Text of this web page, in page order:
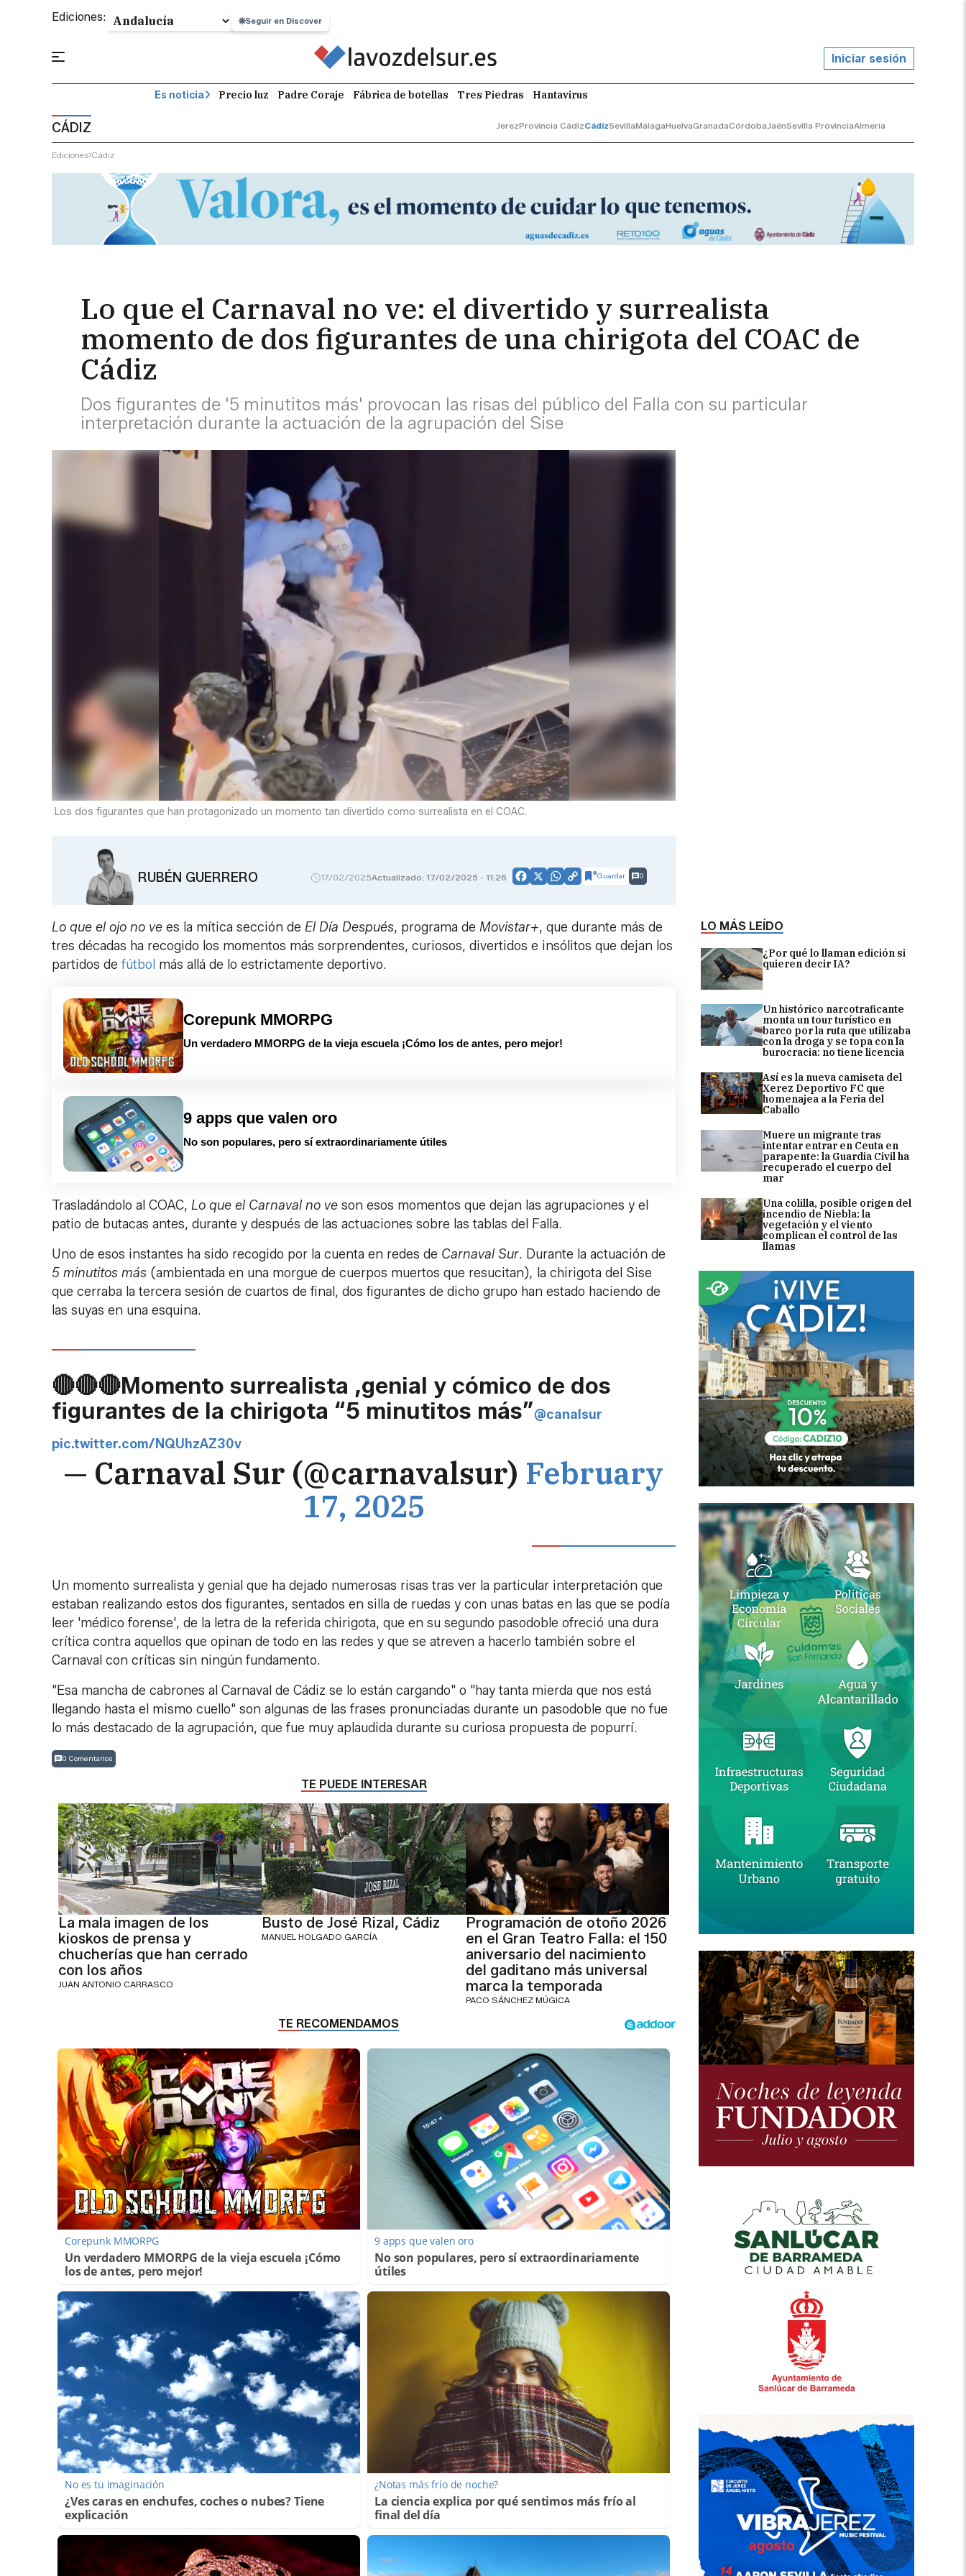
Ediciones: Seguir en Discover
Iniciar sesión
Es noticia Precio luz Padre Coraje Fábrica de botellas Tres Piedras Hantavirus
CÁDIZ JerezProvincia CádizCádizSevillaMálagaHuelvaGranadaCórdobaJaénSevilla ProvinciaAlmería
Ediciones Cádiz
Lo que el Carnaval no ve: el divertido y surrealista
momento de dos figurantes de una chirigota del COAC de
Cádiz
Dos figurantes de '5 minutitos más' provocan las risas del público del Falla con su particular
interpretación durante la actuación de la agrupación del Sise
LO MÁS LEÍDO
¿Por qué lo llaman edición si
quieren decir IA?
Un histórico narcotraficante
monta un tour turístico en
barco por la ruta que utilizaba
con la droga y se topa con la
burocracia: no tiene licencia
Así es la nueva camiseta del
Xerez Deportivo FC que
homenajea a la Feria del
Caballo
Muere un migrante tras
intentar entrar en Ceuta en
parapente: la Guardia Civil ha
recuperado el cuerpo del
mar
Una colilla, posible origen del
incendio de Niebla: la
vegetación y el viento
complican el control de las
llamas
Los dos figurantes que han protagonizado un momento tan divertido como surrealista en el COAC.
RUBÉN GUERRERO 17/02/2025Actualizado: 17/02/2025 - 11:26 Facebook
X WhatsApp
CopyGuardar 0
Lo que el ojo no ve es la mítica sección de El Día Después, programa de Movistar+, que durante más de
tres décadas ha recogido los momentos más sorprendentes, curiosos, divertidos e insólitos que dejan los
partidos de fútbol más allá de lo estrictamente deportivo.
Corepunk MMORPG
Un verdadero MMORPG de la vieja escuela ¡Cómo los de antes, pero mejor!
9 apps que valen oro
No son populares, pero sí extraordinariamente útiles
Trasladándolo al COAC, Lo que el Carnaval no ve son esos momentos que dejan las agrupaciones y el
patio de butacas antes, durante y después de las actuaciones sobre las tablas del Falla.
Uno de esos instantes ha sido recogido por la cuenta en redes de Carnaval Sur. Durante la actuación de
5 minutitos más (ambientada en una morgue de cuerpos muertos que resucitan), la chirigota del Sise
que cerraba la tercera sesión de cuartos de final, dos figurantes de dicho grupo han estado haciendo de
las suyas en una esquina.
🔴🔴🔴Momento surrealista ,genial y cómico de dos
figurantes de la chirigota “5 minutitos más”@canalsur
pic.twitter.com/NQUhzAZ30v
— Carnaval Sur (@carnavalsur) February
17, 2025
Un momento surrealista y genial que ha dejado numerosas risas tras ver la particular interpretación que
estaban realizando estos dos figurantes, sentados en silla de ruedas y con unas batas en las que se podía
leer 'médico forense', de la letra de la referida chirigota, que en su segundo pasodoble ofreció una dura
crítica contra aquellos que opinan de todo en las redes y que se atreven a hacerlo también sobre el
Carnaval con críticas sin ningún fundamento.
"Esa mancha de cabrones al Carnaval de Cádiz se lo están cargando" o "hay tanta mierda que nos está
llegando hasta el mismo cuello" son algunas de las frases pronunciadas durante un pasodoble que no fue
lo más destacado de la agrupación, que fue muy aplaudida durante su curiosa propuesta de popurrí.
0 Comentarios
TE PUEDE INTERESAR
La mala imagen de los
kioskos de prensa y
chucherías que han cerrado
con los años
JUAN ANTONIO CARRASCO
Busto de José Rizal, Cádiz
MANUEL HOLGADO GARCÍA
Programación de otoño 2026
en el Gran Teatro Falla: el 150
aniversario del nacimiento
del gaditano más universal
marca la temporada
PACO SÁNCHEZ MÚGICA
Corepunk MMORPG
Un verdadero MMORPG de la vieja escuela ¡Cómo
los de antes, pero mejor!
9 apps que valen oro
No son populares, pero sí extraordinariamente
útiles
No es tu imaginación
¿Ves caras en enchufes, coches o nubes? Tiene
explicación
¿Notas más frío de noche?
La ciencia explica por qué sentimos más frío al
final del día